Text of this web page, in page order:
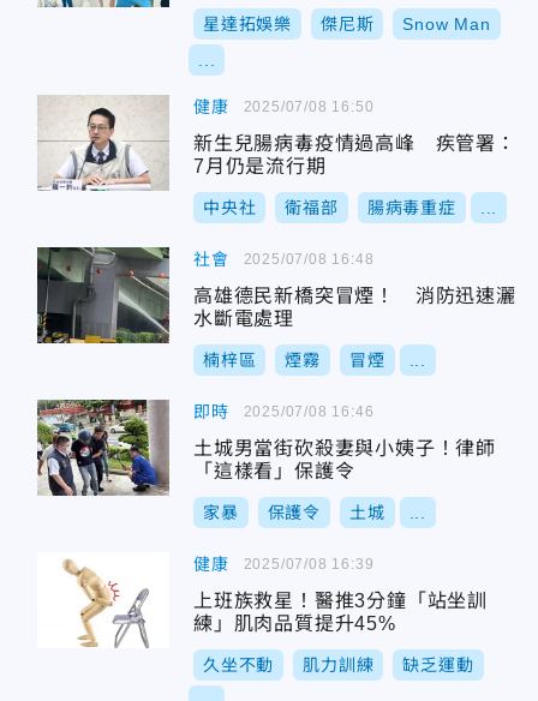
星達拓娛樂 傑尼斯 Snow Man
健康
新生兒腸病毒疫情過高峰 疾管署：
7月仍是流行期
中央社 衛福部 腸病毒重症
2025/07/08 16:50
社會
高雄德民新橋突冒煙！ 消防迅速灑
水斷電處理
楠梓區 煙霧 冒煙
2025/07/08 16:48
即時
土城男當街砍殺妻與小姨子！律師
「這樣看」保護令
家暴 保護令 土城
2025/07/08 16:46
健康
上班族救星！醫推3分鐘「站坐訓
練」肌肉品質提升45%
久坐不動 肌力訓練 缺乏運動
2025/07/08 16:39